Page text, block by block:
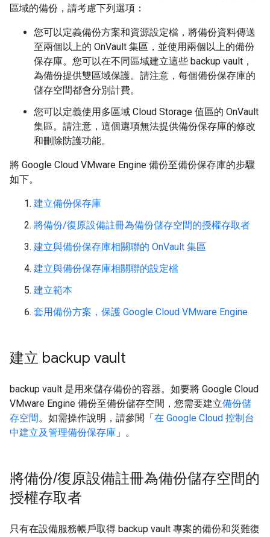
區域的備份，請考慮下列選項：
您可以定義備份方案和資源設定檔，將備份資料傳送
至兩個以上的 OnVault 集區，並使用兩個以上的備份
保存庫。您可以在不同區域建立這些 backup vault，
為備份提供雙區域保護。請注意，每個備份保存庫的
儲存空間都會分別計費。
您可以定義使用多區域 Cloud Storage 值區的 OnVault
集區。請注意，這個選項無法提供備份保存庫的修改
和刪除防護功能。
將 Google Cloud VMware Engine 備份至備份保存庫的步驟
如下。
建立備份保存庫
將備份/復原設備註冊為備份儲存空間的授權存取者
建立與備份保存庫相關聯的 OnVault 集區
建立與備份保存庫相關聯的設定檔
建立範本
套用備份方案，保護 Google Cloud VMware Engine
建立 backup vault
backup vault 是用來儲存備份的容器。如要將 Google Cloud
VMware Engine 備份至備份儲存空間，您需要建立備份儲
存空間。如需操作說明，請參閱「在 Google Cloud 控制台
中建立及管理備份保存庫 」。
將備份/復原設備註冊為備份儲存空間的
授權存取者
只有在設備服務帳戶取得 backup vault 專案的備份和災難復